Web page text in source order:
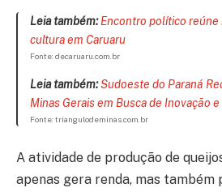
Leia também: Encontro político
cultura em Caruaru
Fonte: decaruaru.com.br
Leia também:Sudoeste do Paraná
Minas Gerais em Busca de Inovação
Fonte: triangulodeminas.com.br
A atividade de produção de
apenas gera renda, mas também